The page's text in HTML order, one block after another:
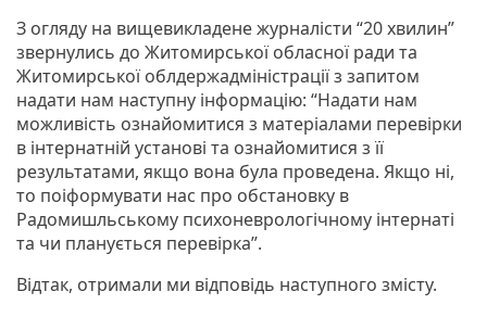
З огляду на вищевикладене журналісти “20 хвилин”
звернулись до Житомирської обласної ради та
Житомирської облдержадміністрації з запитом
надати нам наступну інформацію: “Надати нам
можливість ознайомитися з матеріалами перевірки
в інтернатній установі та ознайомитися з її
результатами, якщо вона була проведена. Якщо ні,
то поіформувати нас про обстановку в
Радомишльському психоневрологічному інтернаті
та чи планується перевірка”.
Відтак, отримали ми відповідь наступного змісту.